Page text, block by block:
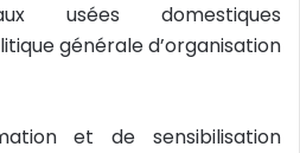
usées domestiques
générale d’organisation
et de sensibilisation